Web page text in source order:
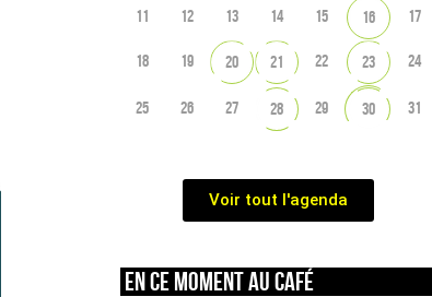
11 12 13 14 15 16 17
18 19 20 21 22 23 24
25 26 27 28 29 30 31
Voir tout l'agenda
En ce moment au café